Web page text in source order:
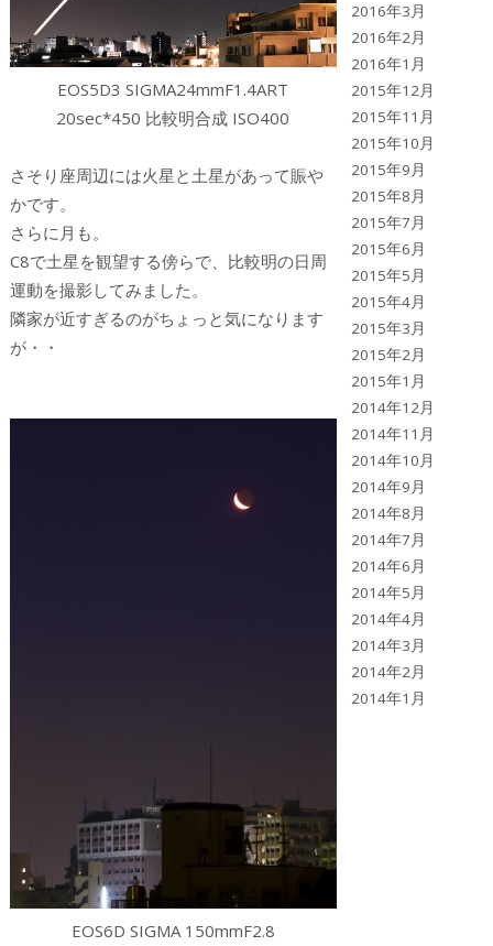
EOS5D3 SIGMA24mmF1.4ART
20sec*450 比較明合成 ISO400
さそり座周辺には火星と土星があって賑や
かです。
さらに月も。
C8で土星を観望する傍らで、比較明の日周
運動を撮影してみました。
隣家が近すぎるのがちょっと気になります
が・・
EOS6D SIGMA 150mmF2.8
2016年3月
2016年2月
2016年1月
2015年12月
2015年11月
2015年10月
2015年9月
2015年8月
2015年7月
2015年6月
2015年5月
2015年4月
2015年3月
2015年2月
2015年1月
2014年12月
2014年11月
2014年10月
2014年9月
2014年8月
2014年7月
2014年6月
2014年5月
2014年4月
2014年3月
2014年2月
2014年1月